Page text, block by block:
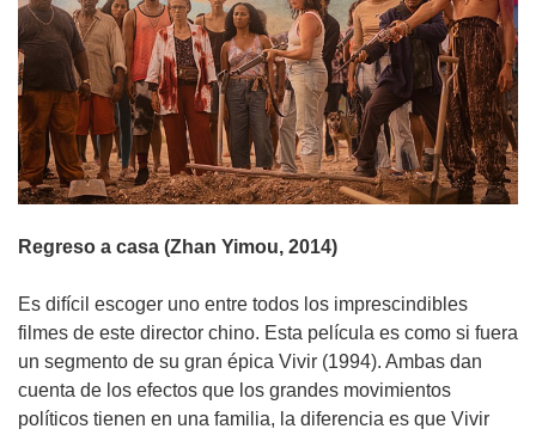
Regreso a casa (Zhan Yimou, 2014)
Es difícil escoger uno entre todos los imprescindibles
filmes de este director chino. Esta película es como si fuera
un segmento de su gran épica Vivir (1994). Ambas dan
cuenta de los efectos que los grandes movimientos
políticos tienen en una familia, la diferencia es que Vivir